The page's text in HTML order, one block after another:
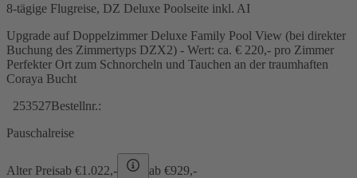
8-tägige Flugreise, DZ Deluxe Poolseite inkl. AI
Upgrade auf Doppelzimmer Deluxe Family Pool View (bei direkter
Buchung des Zimmertyps DZX2) - Wert: ca. € 220,- pro Zimmer
Perfekter Ort zum Schnorcheln und Tauchen an der traumhaften
Coraya Bucht
253527Bestellnr.:
Pauschalreise
Alter Preisab €1.022,- ab €929,-